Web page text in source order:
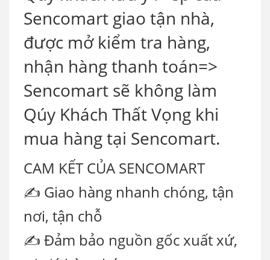
Sencomart giao tận nhà,
được mở kiểm tra hàng,
nhận hàng thanh toán=>
Sencomart sẽ không làm
Qúy Khách Thất Vọng khi
mua hàng tại Sencomart.
CAM KẾT CỦA SENCOMART
✍ Giao hàng nhanh chóng, tận
nơi, tận chỗ
✍ Đảm bảo nguồn gốc xuất xứ,